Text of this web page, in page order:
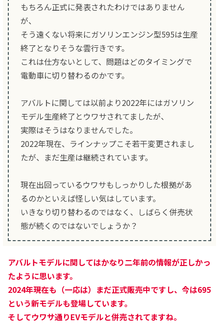
もちろん正式に発表されたわけではありません
が、
そう遠くない将来にガソリンエンジン型595は生産
終了となりそうな雲行きです。
これは仕方ないとして、問題はどのタイミングで
電動車に切り替わるのかです。
アバルトに関しては以前より2022年にはガソリン
モデル生産終了とウワサされてましたが、
実際はそうはなりませんでした。
2022年現在、ラインナップこそ若干変更されまし
たが、まだ生産は継続されています。
現在出回っているウワサもしっかりした根拠があ
るのかといえば怪しい気はしています。
いきなり切り替わるのではなく、しばらく併売状
態が続くのではないでしょうか？
アバルトモデルに関してはかなり二年前の情報が正しかっ
たように思います。
2024年現在も（一応は）まだ正式販売中ですし、今は695
という新モデルも登場しています。
そしてウワサ通りEVモデルと併売されてますね。